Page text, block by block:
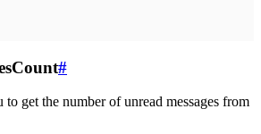
#
get the number of unread messages from